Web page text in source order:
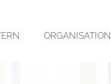
ORGANISATION